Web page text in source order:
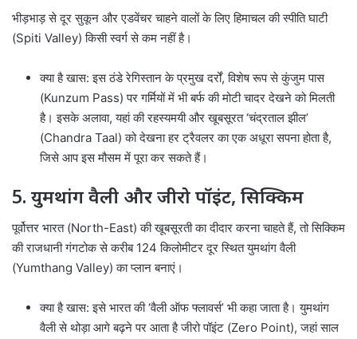
भीड़भाड़ से दूर सुकून और एडवेंचर चाहने वालों के लिए हिमाचल की स्पीति घाटी
(Spiti Valley) किसी स्वर्ग से कम नहीं है।
क्या है खास: इस ठंडे रेगिस्तान के प्रमुख दर्रों, विशेष रूप से कुंजुम पास
(Kunzum Pass) पर गर्मियों में भी बर्फ की मोटी चादर देखने को मिलती
है। इसके अलावा, यहां की रहस्यमयी और खूबसूरत ‘चंद्रताल झील’
(Chandra Taal) को देखना हर ट्रैवलर का एक अधूरा सपना होता है,
जिसे आप इस मौसम में पूरा कर सकते हैं।
5. युमथांग वैली और जीरो पॉइंट, सिक्किम
पूर्वोत्तर भारत (North-East) की खूबसूरती का दीदार करना चाहते हैं, तो सिक्किम
की राजधानी गंगटोक से करीब 124 किलोमीटर दूर स्थित युमथांग वैली
(Yumthang Valley) का प्लान बनाएं।
क्या है खास: इसे भारत की ‘वैली ऑफ फ्लावर्स’ भी कहा जाता है। युमथांग
वैली से थोड़ा आगे बढ़ने पर आता है जीरो पॉइंट (Zero Point), जहां साल